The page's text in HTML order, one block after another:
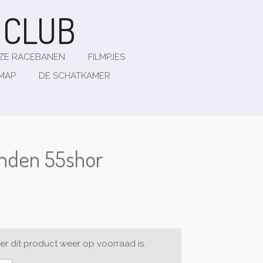
CLUB
RACEBANEN
FILMPJES
DE SCHATKAMER
55shor
dit product weer op voorraad is.